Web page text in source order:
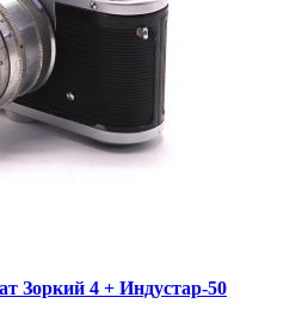
Зоркий 4 + Индустар-50